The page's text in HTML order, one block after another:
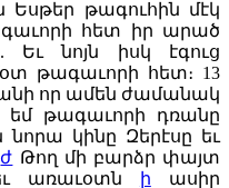
թագուհին մէկ
հետ իր արած
Եւ նոյն իսկ էգուց
թագաւորի հետ։ 13
որ ամեն ժամանակ
եմ թագաւորի դռանը
կինը Զերէսը եւ
ժ Թող մի բարձր փայտ
առաւօտն
ի ասիր